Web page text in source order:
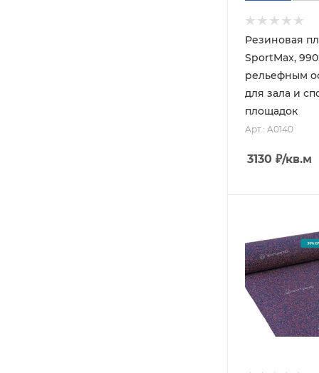
Резиновая
SportMax,
рельефным
для зала и
площадок
Арт.: A0140
3130 ₽/кв.м